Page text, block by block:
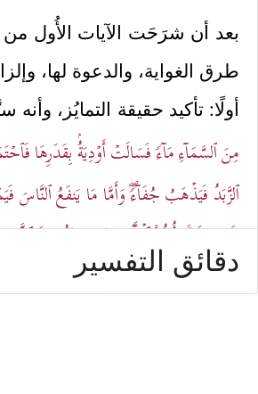
بعد أن شرَحَت الآيات الأُول
طرق الغواية، والدعوة لها،
أولًا: تأكيد حقيقة التمايُز،
مِنَ ٱلسَّمَاۤءِ مَاۤءࣰ فَسَالَتۡ أَوۡدِیَةُۢ بِقَدَرِهَا
ٱلزَّبَدُ فَیَذۡهَبُ جُفَاۤءࣰۖ وَأَمَّا مَا یَنفَعُ
إِنَّمَا یَتَذَكَّرُ أُوْلُواْ ٱلۡأَلۡبَـٰبِ﴾،﴿قُلۡ إِنَّ ٱللَّهَ
ثانيًا: بيان صفات المؤمنين
دقائق التفسير